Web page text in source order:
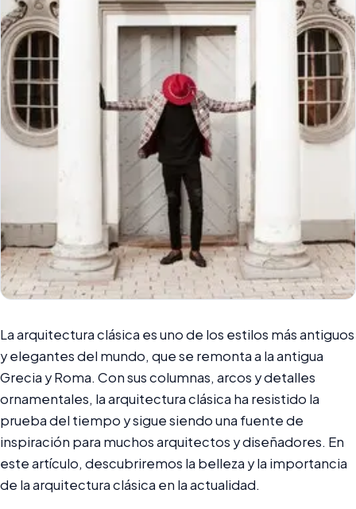
La arquitectura clásica es uno de los estilos más antiguos
y elegantes del mundo, que se remonta a la antigua
Grecia y Roma. Con sus columnas, arcos y detalles
ornamentales, la arquitectura clásica ha resistido la
prueba del tiempo y sigue siendo una fuente de
inspiración para muchos arquitectos y diseñadores. En
este artículo, descubriremos la belleza y la importancia
de la arquitectura clásica en la actualidad.